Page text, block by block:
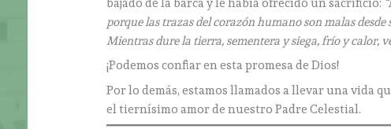
bajado de la barca y le había ofrecido un sacrificio:
porque las trazas del corazón humano son malas
Mientras dure la tierra, sementera y siega, frío y calor,
¡Podemos confiar en esta promesa de Dios!
Por lo demás, estamos llamados a llevar una vida
el tiernísimo amor de nuestro Padre Celestial.